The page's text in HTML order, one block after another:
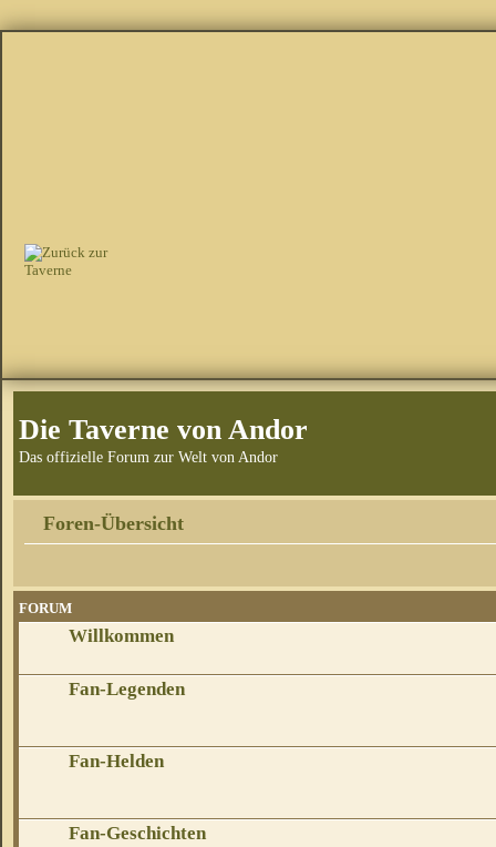
Die Taverne von Andor
Das offizielle Forum zur Welt von Andor
Foren-Übersicht
FORUM
Willkommen
Fan-Legenden
Fan-Helden
Fan-Geschichten